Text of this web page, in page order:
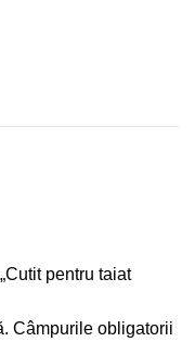
pentru taiat
Câmpurile obligatorii